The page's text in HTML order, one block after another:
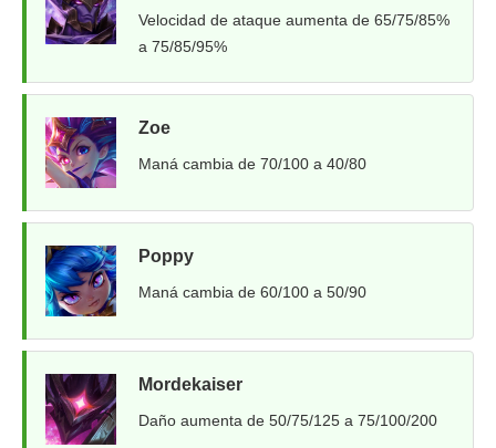
Velocidad de ataque aumenta de 65/75/85%
a 75/85/95%
Zoe
Maná cambia de 70/100 a 40/80
Poppy
Maná cambia de 60/100 a 50/90
Mordekaiser
Daño aumenta de 50/75/125 a 75/100/200